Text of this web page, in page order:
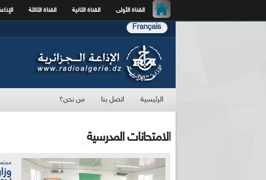
القناة الأولى القناة الثانية القناة الثالثة
Français
الرئيسية اتصل بنا من نحن؟
الامتحانات المدرسية